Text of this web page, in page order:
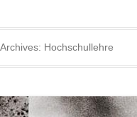
Hochschullehre